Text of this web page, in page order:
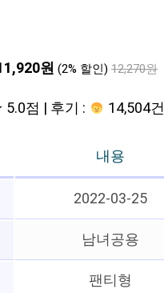
원 (2% 할인) 12,270원
점 | 후기 : 14,504건
내용
2022-03-25
남녀공용
팬티형